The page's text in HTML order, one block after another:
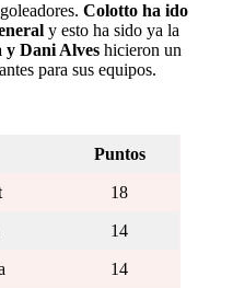
Colotto ha ido
y esto ha sido ya la
y Dani Alves hicieron un
para sus equipos.
Puntos
18
14
14